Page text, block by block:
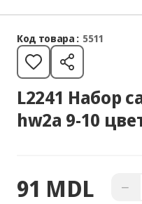
Код товара : 5511
L2241 Набор
hw2a 9-10
91 MDL −